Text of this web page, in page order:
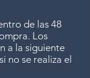
de las 48
Los
a la siguiente
no se realiza el